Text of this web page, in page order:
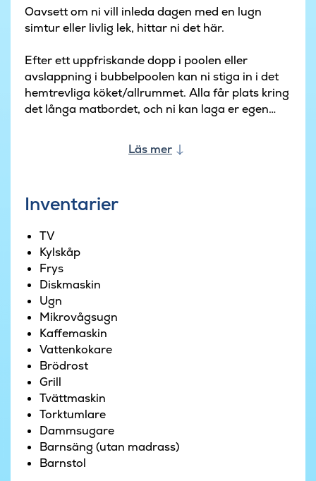
Oavsett om ni vill inleda dagen med en lugn
simtur eller livlig lek, hittar ni det här.
Efter ett uppfriskande dopp i poolen eller
avslappning i bubbelpoolen kan ni stiga in i det
hemtrevliga köket/allrummet. Alla får plats kring
det långa matbordet, och ni kan laga er egen
berättelser med varandra och skapa minnen
medan ni njuter av god mat och gott sällskap.
aktivitetsrummet.
Avsluta till sist dagen med en film i allrummets
soffgrupp, innan mörkret faller på och det är
dags att gå och lägga sig. Ni kan dela upp er på
fem sovrum samt två mysiga loft med totalt fyra
sovplatser (som passar bäst för barn och unga).
Av hänsyn till grannarna, inklusive områdets
fastboende, vill vi särskilt uppmärksamma att
det ska vara lugnt i området efter kl. 22.00.
Utespa får därför inte användas efter denna tid.
Läs mer
Inventarier
TV
Kylskåp
Frys
Diskmaskin
Ugn
Mikrovågsugn
Kaffemaskin
Vattenkokare
Brödrost
Grill
Tvättmaskin
Torktumlare
Dammsugare
Barnsäng (utan madrass)
Barnstol